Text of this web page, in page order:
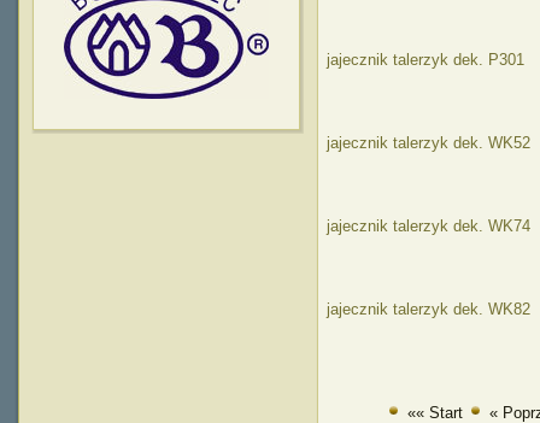
jajecznik talerzyk dek. P301
jajecznik talerzyk dek. WK52
jajecznik talerzyk dek. WK74
jajecznik talerzyk dek. WK82
«« Start «